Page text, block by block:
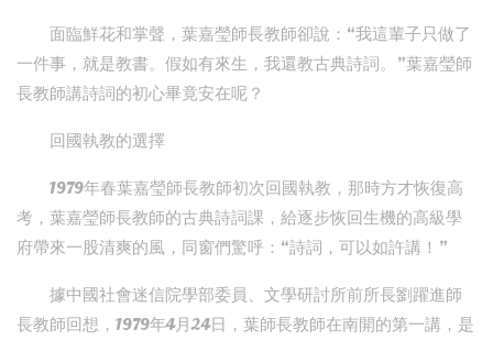
面臨鮮花和掌聲，葉嘉瑩師長教師卻說：“我這輩子只做了
一件事，就是教書。假如有來生，我還教古典詩詞。”葉嘉瑩師
長教師講詩詞的初心畢竟安在呢？
回國執教的選擇
1979年春葉嘉瑩師長教師初次回國執教，那時方才恢復高
考，葉嘉瑩師長教師的古典詩詞課，給逐步恢回生機的高級學
府帶來一股清爽的風，同窗們驚呼：“詩詞，可以如許講！”
據中國社會迷信院學部委員、文學研討所前所長劉躍進師
長教師回想，1979年4月24日，葉師長教師在南開的第一講，是